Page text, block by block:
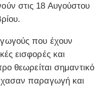
στις 18 Αυγούστου
που έχουν
εισφορές και
θεωρείται σημαντικό
παραγωγή και